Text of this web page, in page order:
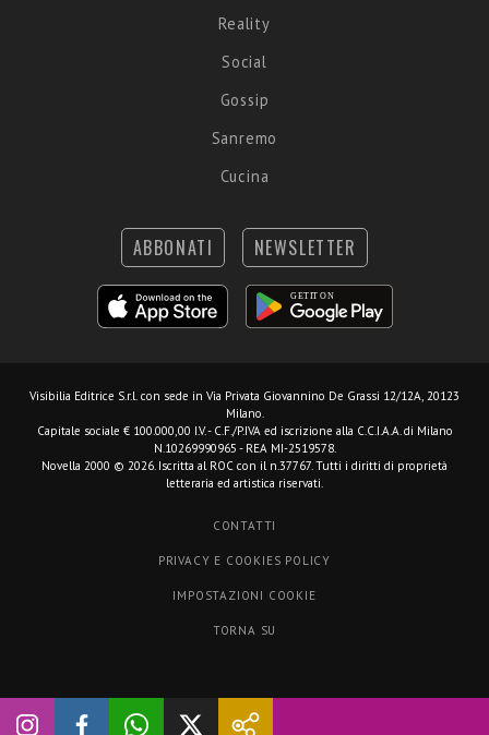
Reality
Social
Gossip
Sanremo
Cucina
ABBONATI NEWSLETTER
Visibilia Editrice S.r.l. con sede in Via Privata Giovannino De Grassi 12/12A, 20123
Milano.
Capitale sociale € 100.000,00 I.V. - C.F./P.IVA ed iscrizione alla C.C.I.A.A. di Milano
N.10269990965 - REA MI-2519578.
Novella 2000 © 2026. Iscritta al ROC con il n.37767. Tutti i diritti di proprietà
letteraria ed artistica riservati.
CONTATTI
PRIVACY E COOKIES POLICY
IMPOSTAZIONI COOKIE
TORNA SU